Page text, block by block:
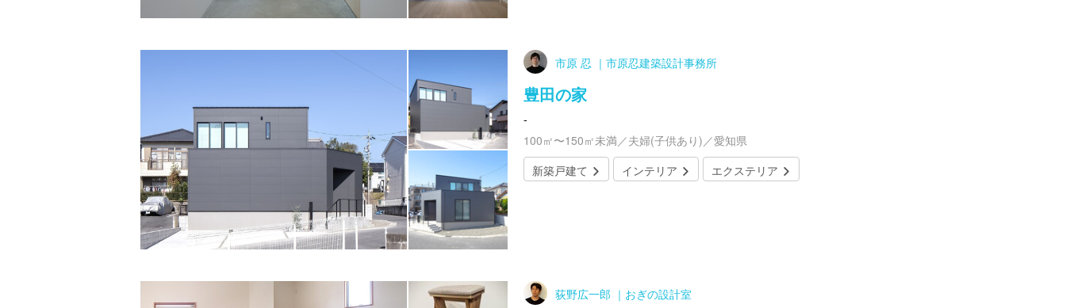
市原 忍 ｜市原忍建築設計事務所
豊田の家
-
100㎡〜150㎡未満／夫婦(子供あり)／愛知県
新築戸建て
インテリア エクステリア
荻野広一郎 ｜おぎの設計室